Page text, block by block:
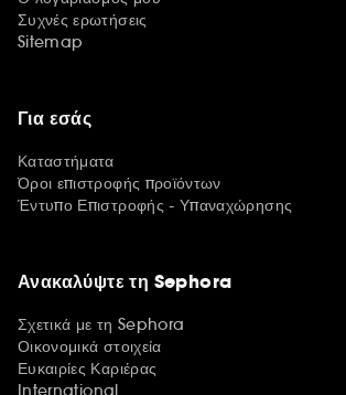
Συχνές ερωτήσεις
Sitemap
Για εσάς
Καταστήματα
Όροι επιστροφής προϊόντων
Έντυπο Επιστροφής - Υπαναχώρησης
Ανακαλύψτε τη Sephora
Σχετικά με τη Sephora
Οικονομικά στοιχεία
Ευκαιρίες Καριέρας
International